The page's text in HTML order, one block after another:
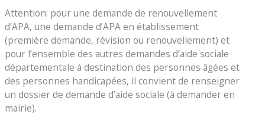
Attention: pour une demande de renouvellement
d’APA, une demande d’APA en établissement
(première demande, révision ou renouvellement) et
pour l’ensemble des autres demandes d’aide sociale
départementale à destination des personnes âgées et
des personnes handicapées, il convient de renseigner
un dossier de demande d’aide sociale (à demander en
mairie).